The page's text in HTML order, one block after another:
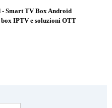
- Smart TV Box Android
IPTV e soluzioni OTT